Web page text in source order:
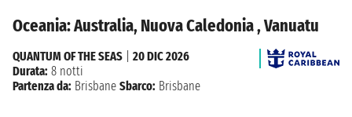
Oceania: Australia, Nuova Caledonia , Vanuatu
QUANTUM OF THE SEAS
20 DIC 2026
Durata: 8 notti
Partenza da: Brisbane Sbarco: Brisbane